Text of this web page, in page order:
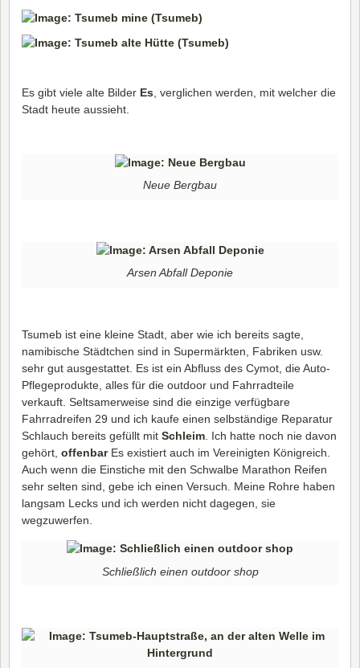
Es gibt viele alte Bilder Es , verglichen werden, mit welcher die
Stadt heute aussieht.
Neue Bergbau
Arsen Abfall Deponie
Tsumeb ist eine kleine Stadt, aber wie ich bereits sagte,
namibische Städtchen sind in Supermärkten, Fabriken usw.
sehr gut ausgestattet. Es ist ein Abfluss des Cymot, die Auto-
Pflegeprodukte, alles für die outdoor und Fahrradteile
verkauft. Seltsamerweise sind die einzige verfügbare
Fahrradreifen 29 und ich kaufe einen selbständige Reparatur
Schlauch bereits gefüllt mit Schleim . Ich hatte noch nie davon
gehört, offenbarEs existiert auch im Vereinigten Königreich.
Auch wenn die Einstiche mit den Schwalbe Marathon Reifen
sehr selten sind, gebe ich einen Versuch. Meine Rohre haben
langsam Lecks und ich werden nicht dagegen, sie
wegzuwerfen.
Schließlich einen outdoor shop